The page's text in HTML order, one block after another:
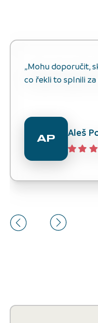
„Mohu doporučit,
co řekli to splnili za
AP Aleš